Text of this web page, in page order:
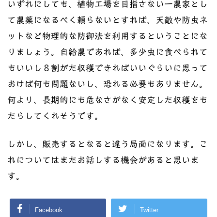
いずれにしても、植物工場を目指さない一農家とし
て農薬になるべく頼らないとすれば、天敵や防虫ネ
ットなど物理的な防御法を利用するということにな
りましょう。自給農であれば、多少虫に食べられて
もいいし８割がた収穫できればいいぐらいに思って
おけば何も問題ないし、恐れる必要もありません。
何より、長期的にも危なさがなく安定した収穫をも
たらしてくれそうです。
しかし、販売するとなると違う局面になります。こ
れについてはまたお話しする機会があると思いま
す。
Facebook Twitter